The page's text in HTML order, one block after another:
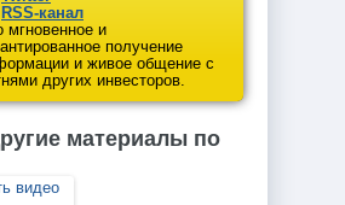
RSS-канал
мгновенное и
получение
и живое общение с
других инвесторов.
материалы по